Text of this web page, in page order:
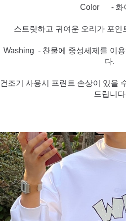
Color - 화
스트릿하고 귀여운 오리가 포인
Washing - 찬물에 중성세제를 이
다.
건조기 사용시 프린트 손상이 있을
드립니